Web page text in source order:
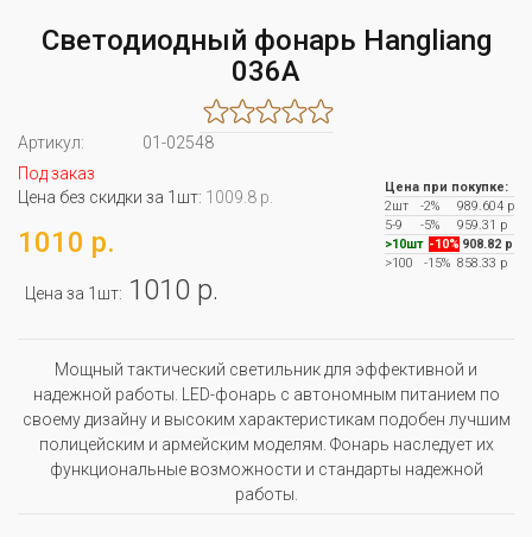
Светодиодный фонарь Hangliang
036A
Артикул:
01-02548
Под заказ
Цена без скидки за 1шт: 1009.8 р.
1010 р.
Цена за 1шт: 1010 р.
Цена при покупке:
2шт
-2%
989.604 р
5-9
-5%
959.31 р
>10шт -10% 908.82 р
>100
-15% 858.33 р
Мощный тактический светильник для эффективной и
надежной работы. LED-фонарь с автономным питанием по
своему дизайну и высоким характеристикам подобен лучшим
полицейским и армейским моделям. Фонарь наследует их
функциональные возможности и стандарты надежной
работы.